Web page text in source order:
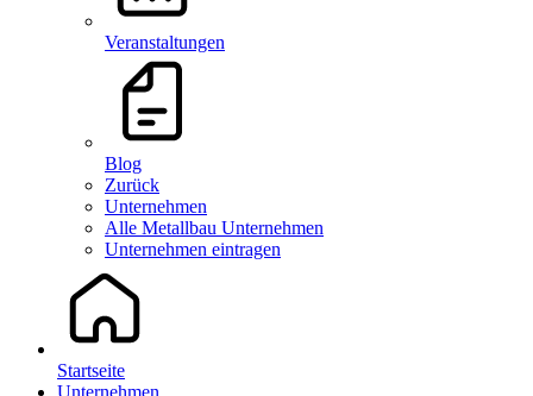
Veranstaltungen
Blog
Zurück
Unternehmen
Alle Metallbau Unternehmen
Unternehmen eintragen
Startseite
Unternehmen